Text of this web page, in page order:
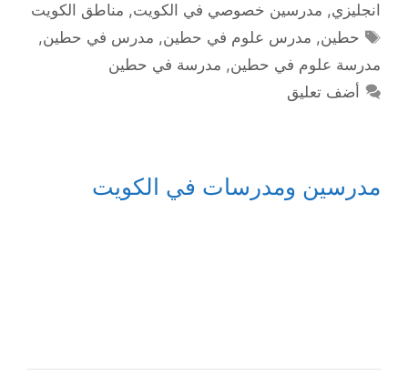
انجليزي, مدرسين خصوصي في الكويت, مناطق الكويت
الوسوم
حطين, مدرس علوم في حطين, مدرس في حطين,
مدرسة علوم في حطين, مدرسة في حطين
أضف تعليق
مدرسين ومدرسات في الكويت